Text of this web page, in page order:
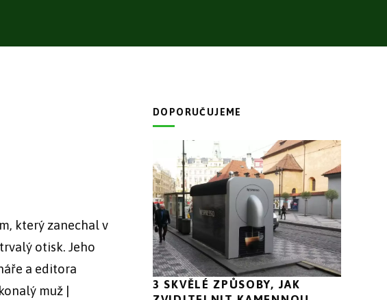
který zanechal v
otisk. Jeho
a editora
muž |
DOPORUČUJEME
3 SKVĚLÉ ZPŮSOBY, JAK